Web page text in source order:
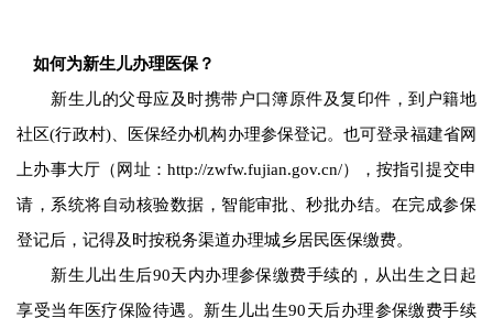
如何为新生儿办理医保？
新生儿的父母应及时携带户口簿原件及复印件，到户籍地
社区(行政村)、医保经办机构办理参保登记。也可登录福建省网
上办事大厅（网址：http://zwfw.fujian.gov.cn/），按指引提交申
请，系统将自动核验数据，智能审批、秒批办结。在完成参保
登记后，记得及时按税务渠道办理城乡居民医保缴费。
新生儿出生后90天内办理参保缴费手续的，从出生之日起
享受当年医疗保险待遇。新生儿出生90天后办理参保缴费手续